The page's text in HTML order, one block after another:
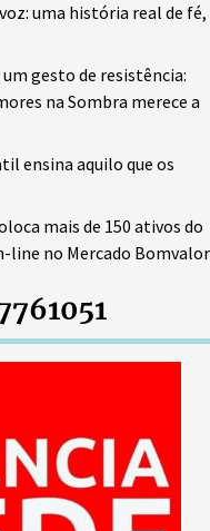
uma história real de fé,
gesto de resistência:
na Sombra merece a
ensina aquilo que os
mais de 150 ativos do
line no Mercado Bomvalor